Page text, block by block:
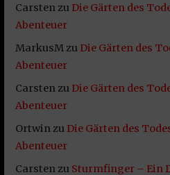
Carstenzu Die Gärten des
Abenteuer
MarkusMzu Die Gärten des
Abenteuer
Carstenzu Die Gärten des
Abenteuer
Ortwinzu Die Gärten des
Abenteuer
Carstenzu Sturmfinger – Ein